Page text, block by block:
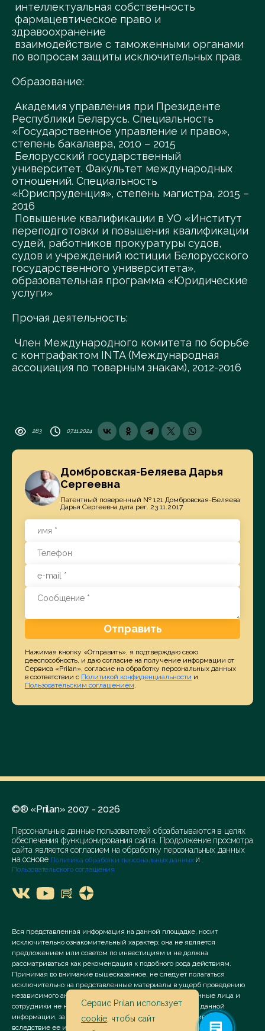
интеллектуальная собственность
фармацевтическое право и
здравоохранение
взаимодействие с таможенными органами
по вопросам защиты исключительных прав.
Образование:
Академия управления при Президенте
Республики Беларусь. Специальность
«Государственное управление и право»,
степень бакалавра, 2010 – 2015
Белорусский государственный
университет. Факультет международных
отношений. Специальность
«Юриспруденция», степень магистра, 2015 –
2016
Повышение квалификации в УО «Институт
переподготовки и повышения квалификации
судей, работников прокуратуры судов,
судов и учреждений юстиции Белорусского
государственного университета»,
образовательная программа «Юридические
услуги»
Прочая деятельность:
Член Международного комитета по борьбе
с контрафактом INTA (Международная
ассоциация по товарным знакам), 2012-2016
283 07.11.2024
Домбровская-Беляева Дарья
Сергеевна
Патентный поверенный № 121 Домбровская-Беляева
Дарья Сергеевна дата рег. 23.11.2017
Отправить
Нажимая кнопку «Отправить», я подтверждаю свою
дееспособность, и даю согласие на получение информации от
Сервиса «Prilan», согласие на обработку персональных данных
в соответствии с Политикой конфиденциальности и
Пользовательским соглашением.
©® «Prilan» 2007 - 2026
Персональные данные пользователей обрабатываются в целях
обеспечения функционирования сайта. Продолжение просмотра
сайта является согласием на обработку персональных данных
на основе Политика обработки персональных данных и
Пользовательского соглашения
Вся представленная информация на данной площадке, носит
исключительно ознакомительный характер; она не является
предложением или советом по инвестициям и не должна
рассматриваться как рекомендация к подобного рода действиям.
Принимая во внимание вышесказанное, не следует полагаться
исключительно на представленные материалы в ущерб проведению
независимого анализа. Сервис «Prilan» его аффилированные лица и
сотрудники не несут ответственности за использование данной
информации, за прямой или косвенный ущерб, наступивший
вследствие ее использования.
Сервис Prilan использует
cookie , чтобы сайт